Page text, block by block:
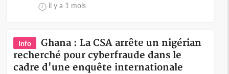
il y a 1 mois
Info
Ghana : La CSA arrête un nigérian
recherché pour cyberfraude dans le
cadre d'une enquête internationale